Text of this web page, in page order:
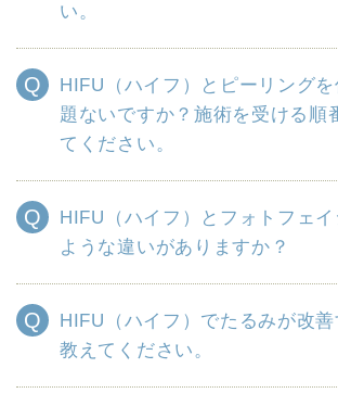
い。
HIFU（ハイフ）とピーリング
題ないですか？施術を受ける順
てください。
HIFU（ハイフ）とフォトフェ
ような違いがありますか？
HIFU（ハイフ）でたるみが改
教えてください。